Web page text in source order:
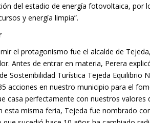
del estadio de energía fotovoltaica, por
y energía limpia”.
el protagonismo fue el alcalde de
Antes de entrar en materia, Perera
Sostenibilidad Turística Tejeda Equilibrio
acciones en nuestro municipio para el
casa perfectamente con nuestros valores
esta misma feria, Tejeda fue nombrado